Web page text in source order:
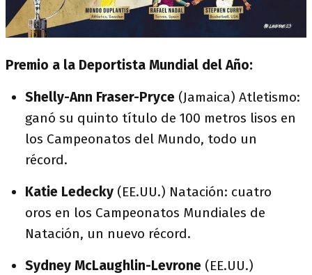
Premio a la Deportista Mundial del Año:
Shelly-Ann Fraser-Pryce (Jamaica) Atletismo:
ganó su quinto título de 100 metros lisos en
los Campeonatos del Mundo, todo un
récord.
Katie Ledecky (EE.UU.) Natación: cuatro
oros en los Campeonatos Mundiales de
Natación, un nuevo récord.
Sydney McLaughlin-Levrone (EE.UU.)